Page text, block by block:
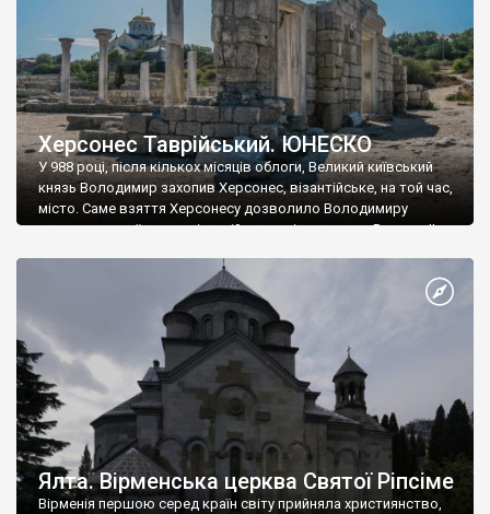
Херсонес Таврійський. ЮНЕСКО
У 988 році, після кількох місяців облоги, Великий київський
князь Володимир захопив Херсонес, візантійське, на той час,
місто. Саме взяття Херсонесу дозволило Володимиру
диктувати свої умови візантійському імператору Василю ІІ, та
Херсонесі Володимир-язичник, став Василем-християнином.
А потім було Хрещення Русі. На честь Херсонесу Таврійського
Ялта. Вірменська церква Святої Ріпсіме
Вірменія першою серед країн світу прийняла християнство,